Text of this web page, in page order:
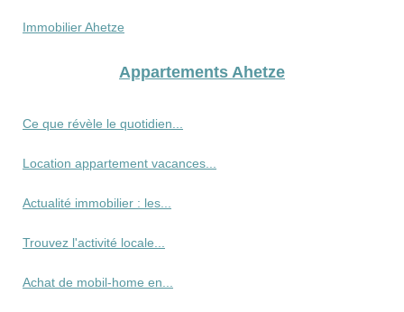
Immobilier Ahetze
Appartements Ahetze
Ce que révèle le quotidien...
Location appartement vacances...
Actualité immobilier : les...
Trouvez l'activité locale...
Achat de mobil-home en...